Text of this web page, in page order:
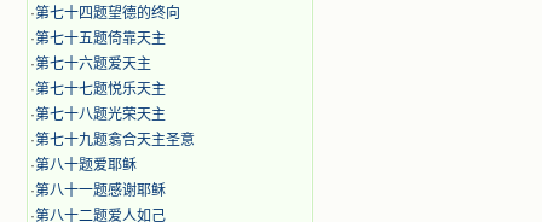
·第七十四题望德的终向
·第七十五题倚靠天主
·第七十六题爱天主
·第七十七题悦乐天主
·第七十八题光荣天主
·第七十九题翕合天主圣意
·第八十题爱耶稣
·第八十一题感谢耶稣
·第八十二题爱人如己